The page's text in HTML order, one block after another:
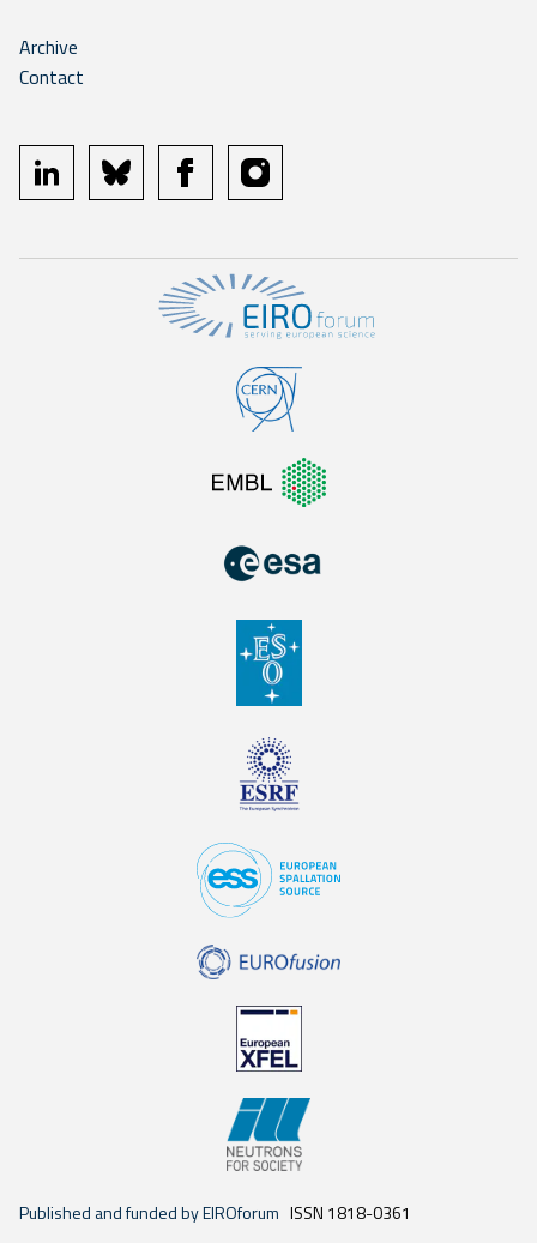
Archive
Contact
linkedin bluesky facebookinstagram
Published and funded by EIROforum ISSN 1818-0361